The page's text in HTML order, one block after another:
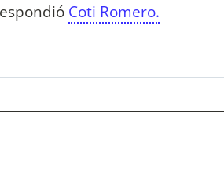
Coti Romero.